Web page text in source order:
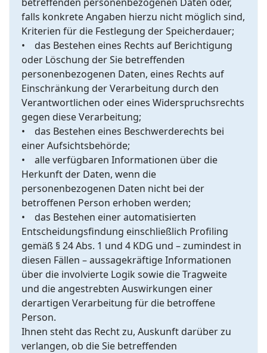
falls konkrete Angaben hierzu nicht möglich sind,
Kriterien für die Festlegung der Speicherdauer;
• das Bestehen eines Rechts auf Berichtigung
oder Löschung der Sie betreffenden
personenbezogenen Daten, eines Rechts auf
Einschränkung der Verarbeitung durch den
Verantwortlichen oder eines Widerspruchsrechts
gegen diese Verarbeitung;
• das Bestehen eines Beschwerderechts bei
einer Aufsichtsbehörde;
• alle verfügbaren Informationen über die
Herkunft der Daten, wenn die
personenbezogenen Daten nicht bei der
betroffenen Person erhoben werden;
• das Bestehen einer automatisierten
Entscheidungsfindung einschließlich Profiling
gemäß § 24 Abs. 1 und 4 KDG und – zumindest in
diesen Fällen – aussagekräftige Informationen
über die involvierte Logik sowie die Tragweite
und die angestrebten Auswirkungen einer
derartigen Verarbeitung für die betroffene
Person.
Ihnen steht das Recht zu, Auskunft darüber zu
verlangen, ob die Sie betreffenden